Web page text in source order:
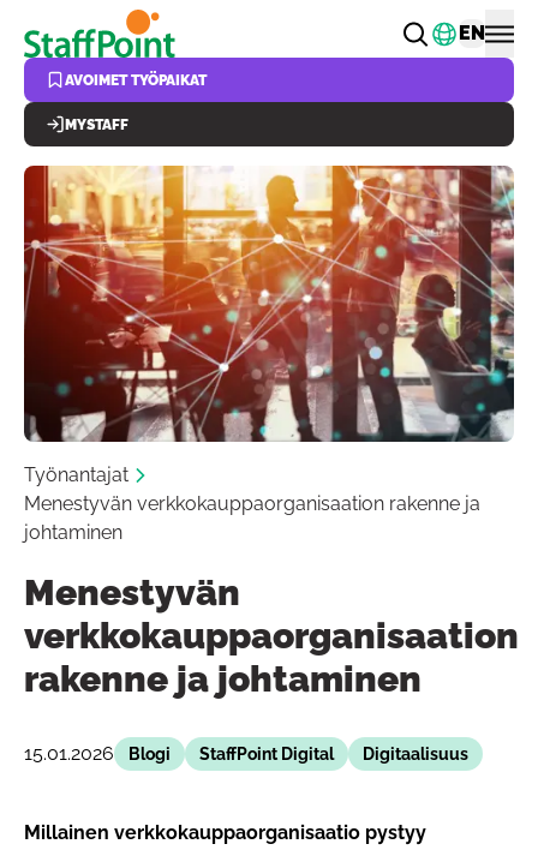
Hyppää pääsisältöön Vaihda
EN
AVOIMET TYÖPAIKAT
MYSTAFF
Työnantajat
Menestyvän verkkokauppaorganisaation rakenne ja
johtaminen
Menestyvän
verkkokauppaorganisaation
rakenne ja johtaminen
15.01.2026 Blogi StaffPoint Digital Digitaalisuus
Millainen verkkokauppaorganisaatio pystyy